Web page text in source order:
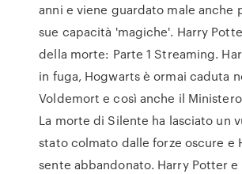
anni e viene guardato male anche
sue capacità 'magiche'. Harry
della morte: Parte 1 Streaming.
in fuga, Hogwarts è ormai caduta
Voldemort e così anche il
La morte di Silente ha lasciato un
stato colmato dalle forze oscure e
sente abbandonato. Harry Potter e